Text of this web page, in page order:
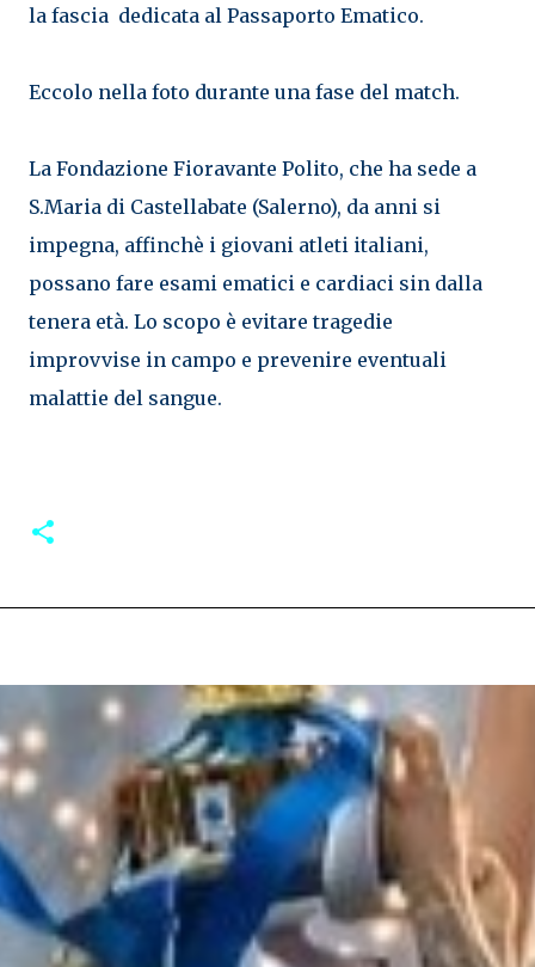
la fascia dedicata al Passaporto Ematico.
Eccolo nella foto durante una fase del match.
La Fondazione Fioravante Polito, che ha sede a
S.Maria di Castellabate (Salerno), da anni si
impegna, affinchè i giovani atleti italiani,
possano fare esami ematici e cardiaci sin dalla
tenera età. Lo scopo è evitare tragedie
improvvise in campo e prevenire eventuali
malattie del sangue.